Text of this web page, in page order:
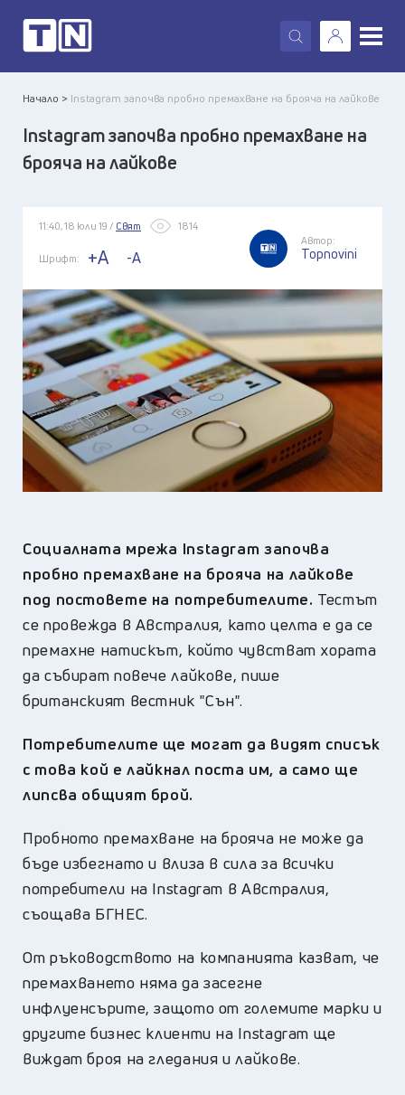
X
Начало > Instagram започва пробно премахване на брояча на лайкове
Instagram започва пробно премахване на
брояча на лайкове
11:40, 18 юли 19 / Свят 1814
Шрифт: +A -A
Автор:
Topnovini
Социалната мрежа Instagram започва
пробно премахване на брояча на лайкове
под постовете на потребителите. Тестът
се провежда в Австралия, като целта е да се
премахне натискът, който чувстват хората
да събират повече лайкове, пише
британският вестник "Сън".
Потребителите ще могат да видят списък
с това кой е лайкнал поста им, а само ще
липсва общият брой.
Пробното премахване на брояча не може да
бъде избегнато и влиза в сила за всички
потребители на Instagram в Австралия,
съощава БГНЕС.
От ръководството на компанията казват, че
премахването няма да засегне
инфлуенсърите, защото от големите марки и
другите бизнес клиенти на Instagram ще
виждат броя на гледания и лайкове.